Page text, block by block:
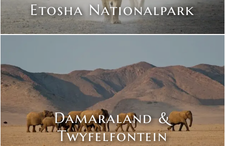
Etosha Nationalpark
Damaraland &
Twyfelfontein